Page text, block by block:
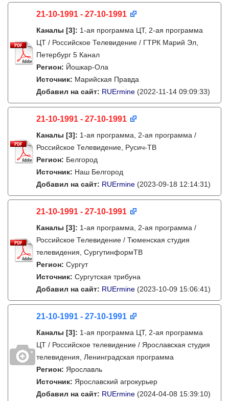
21-10-1991 - 27-10-1991
Каналы [3]: 1-ая программа ЦТ, 2-ая программа
ЦТ / Российское Телевидение / ГТРК Марий Эл,
Петербург 5 Канал
Регион: Йошкар-Ола
Источник: Марийская Правда
Добавил на сайт: RUErmine (2022-11-14 09:09:33)
21-10-1991 - 27-10-1991
Каналы [3]: 1-ая программа, 2-ая программа /
Российское Телевидение, Русич-ТВ
Регион: Белгород
Источник: Наш Белгород
Добавил на сайт: RUErmine (2023-09-18 12:14:31)
21-10-1991 - 27-10-1991
Каналы [3]: 1-ая программа, 2-ая программа /
Российское Телевидение / Тюменская студия
телевидения, СургутинформТВ
Регион: Сургут
Источник: Сургутская трибуна
Добавил на сайт: RUErmine (2023-10-09 15:06:41)
21-10-1991 - 27-10-1991
Каналы [3]: 1-ая программа ЦТ, 2-ая программа
ЦТ / Российское телевидение / Ярославская студия
телевидения, Ленинградская программа
Регион: Ярославль
Источник: Ярославский агрокурьер
Добавил на сайт: RUErmine (2024-04-08 15:39:10)